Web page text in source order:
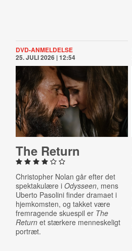
DVD-ANMELDELSE
25. JULI 2026 | 12:54
The Return
Christopher Nolan går efter det
spektakulære i Odysseen, mens
Uberto Pasolini finder dramaet i
hjemkomsten, og takket være
fremragende skuespil er The
Returnet stærkere menneskeligt
portræt.